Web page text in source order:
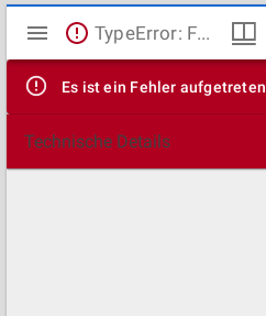
Mirador
Viewer
TypeError: Failed to fetch
Es ist ein Fehler aufgetreten
Technische Details